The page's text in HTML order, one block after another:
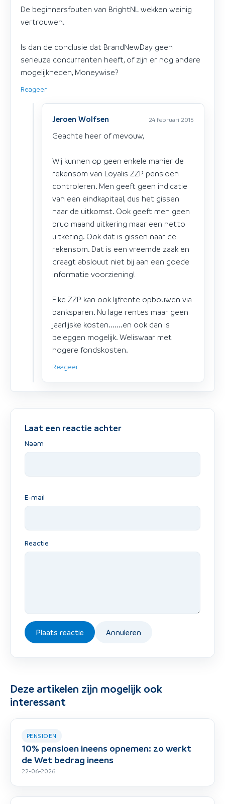
De beginnersfouten van BrightNL wekken weinig
vertrouwen.
Is dan de conclusie dat BrandNewDay geen
serieuze concurrenten heeft, of zijn er nog andere
mogelijkheden, Moneywise?
Reageer
Jeroen Wolfsen 24 februari 2015
Geachte heer of mevouw,
Wij kunnen op geen enkele manier de
rekensom van Loyalis ZZP pensioen
controleren. Men geeft geen indicatie
van een eindkapitaal, dus het gissen
naar de uitkomst. Ook geeft men geen
bruo maand uitkering maar een netto
uitkering. Ook dat is gissen naar de
rekensom. Dat is een vreemde zaak en
draagt abslouut niet bij aan een goede
informatie voorziening!
Elke ZZP kan ook lijfrente opbouwen via
banksparen. Nu lage rentes maar geen
jaarlijske kosten.......en ook dan is
beleggen mogelijk. Weliswaar met
hogere fondskosten.
Reageer
Laat een reactie achter
Naam
E-mail
Reactie
Plaats reactie Annuleren
Deze artikelen zijn mogelijk ook
interessant
PENSIOEN
10% pensioen ineens opnemen: zo werkt
de Wet bedrag ineens
22-06-2026